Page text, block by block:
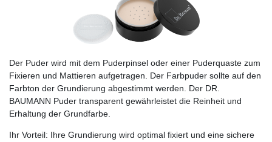
Der Puder wird mit dem Puderpinsel oder einer Puderquaste zum
Fixieren und Mattieren aufgetragen. Der Farbpuder sollte auf den
Farbton der Grundierung abgestimmt werden. Der DR.
BAUMANN Puder transparent gewährleistet die Reinheit und
Erhaltung der Grundfarbe.
Ihr Vorteil: Ihre Grundierung wird optimal fixiert und eine sichere